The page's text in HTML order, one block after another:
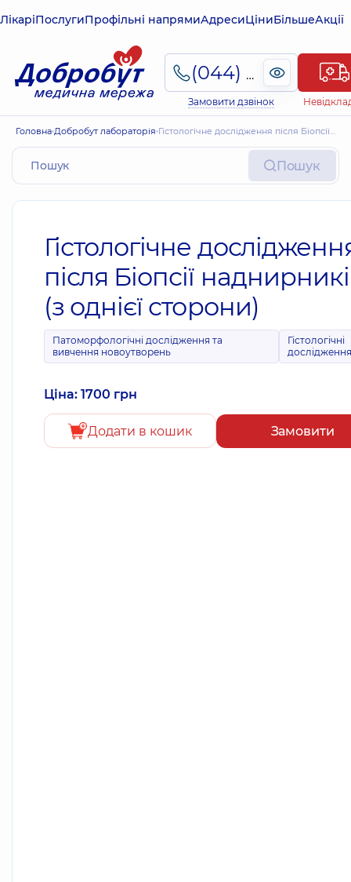
ЛікаріПослугиПрофільні напрямиАдресиЦіниБільшеАкції
(044) 495-2-888
Замовити дзвінок
Головна Добробут лабораторія Гістологічне дослідження після Біопсії наднирників (з однієї сторони)
Пошук
Гістологічне
після Біопсії
(з однієї сторони)
Патоморфологічні дослідження та
вивчення новоутворень
Гістологічні
дослідження
Ціна: 1700 грн
Додати в кошик Замовити